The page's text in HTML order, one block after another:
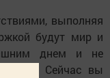
выполняя
будут мир и
днем и не
Сейчас вы